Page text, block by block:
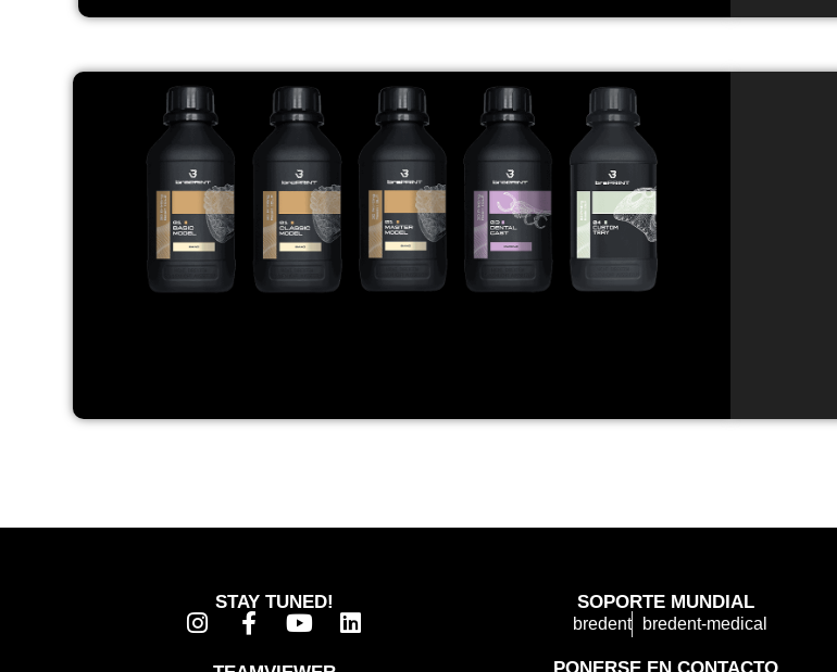
STAY TUNED! SOPORTE MUNDIAL
bredent bredent-medical